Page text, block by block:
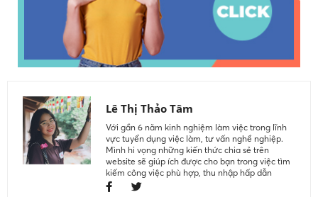
Lê Thị Thảo Tâm
Với gần 6 năm kinh nghiệm làm việc trong lĩnh
vực tuyển dụng việc làm, tư vấn nghề nghiệp.
Mình hi vọng những kiến thức chia sẻ trên
website sẽ giúp ích được cho bạn trong việc tìm
kiếm công việc phù hợp, thu nhập hấp dẫn